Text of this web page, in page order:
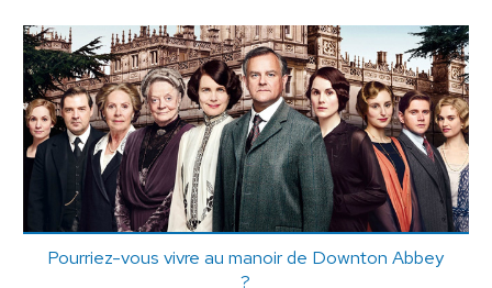
Pourriez-vous vivre au manoir de Downton Abbey
?